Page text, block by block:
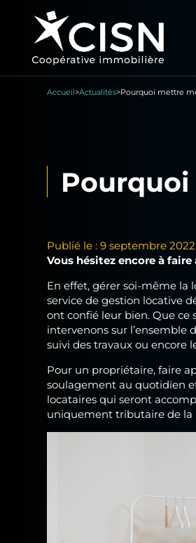
Accueil>Actualités>Pourquoi mettre
Publié le : 9 septembre 2022
Vous hésitez encore à
En effet, gérer soi-même la
service de gestion locative
ont confié leur bien. Que ce
intervenons sur l’ensemble
suivi des travaux ou encore
Pour un propriétaire, faire
soulagement au quotidien
locataires qui seront
uniquement tributaire de la